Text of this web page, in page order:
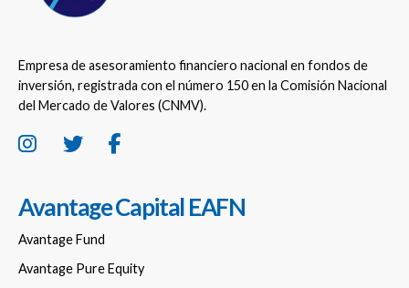
Empresa de asesoramiento financiero nacional en fondos de
inversión, registrada con el número 150 en la Comisión Nacional
del Mercado de Valores (CNMV).
Avantage Capital EAFN
Avantage Fund
Avantage Pure Equity